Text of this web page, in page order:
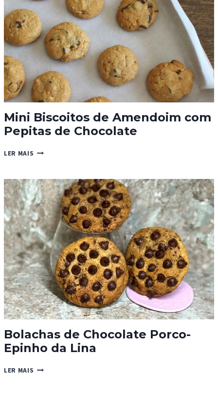
Mini Biscoitos de Amendoim com
Pepitas de Chocolate
LER MAIS MINI
AMENDOIM
COM
PEPITAS
DE
CHOCOLATE
Bolachas de Chocolate Porco-
Epinho da Lina
LER MAIS BOLACHAS